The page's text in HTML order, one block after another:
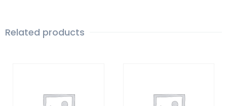
Related products